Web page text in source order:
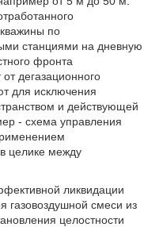
по
станциями на дневную
фронта
дегазационного
для исключения
и действующей
- схема управления
целике между
ликвидации
газовоздушной смеси из
целостности